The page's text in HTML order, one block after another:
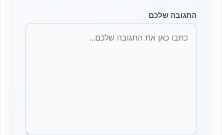
התגובה שלכם